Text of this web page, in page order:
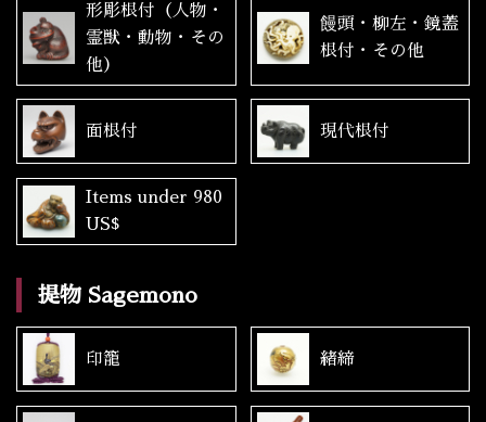
形彫根付（人物・
霊獣・動物・その
他）
饅頭・柳左・鏡蓋
根付・その他
面根付 現代根付
Items under 980
US$
提物 Sagemono
印籠 緒締